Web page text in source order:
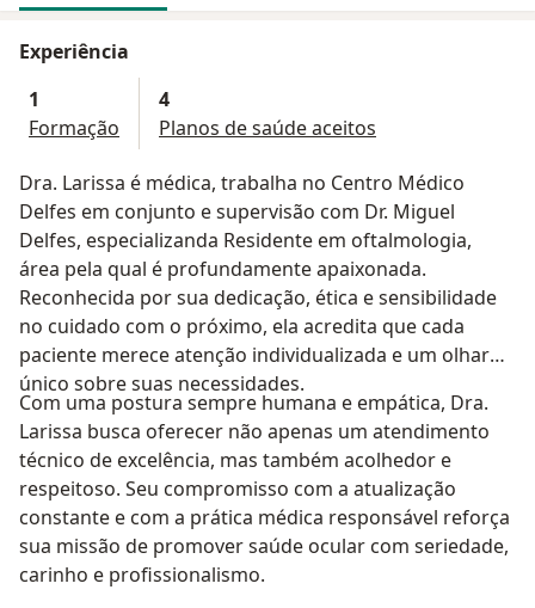
Experiência
1
Formação
4
Planos de saúde aceitos
Dra. Larissa é médica, trabalha no Centro Médico
Delfes em conjunto e supervisão com Dr. Miguel
Delfes, especializanda Residente em oftalmologia,
área pela qual é profundamente apaixonada.
Reconhecida por sua dedicação, ética e sensibilidade
no cuidado com o próximo, ela acredita que cada
paciente merece atenção individualizada e um olhar
único sobre suas necessidades.
Com uma postura sempre humana e empática, Dra.
Larissa busca oferecer não apenas um atendimento
técnico de excelência, mas também acolhedor e
respeitoso. Seu compromisso com a atualização
constante e com a prática médica responsável reforça
sua missão de promover saúde ocular com seriedade,
carinho e profissionalismo.